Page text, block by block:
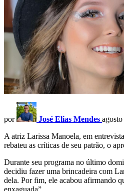
por José Elias Mendes
A atriz Larissa Manoela, em
rebateu as críticas de seu patrão, o
Durante seu programa no último
decidiu fazer uma brincadeira com
dela. Por fim, ele acabou afirmando